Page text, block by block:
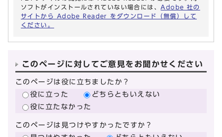
ソフトがインストールされていない場合には、 Adobe 社の
サイトから Adobe Reader をダウンロード（無償）して
ください。
このページに対してご意見をお聞かせください
このページは役に立ちましたか？
役に立った
どちらともいえない
役に立たなかった
このページは見つけやすかったですか？